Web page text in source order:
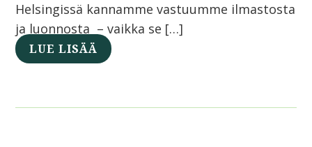
Helsingissä kannamme vastuumme ilmastosta
ja luonnosta – vaikka se […]
LUE LISÄÄ